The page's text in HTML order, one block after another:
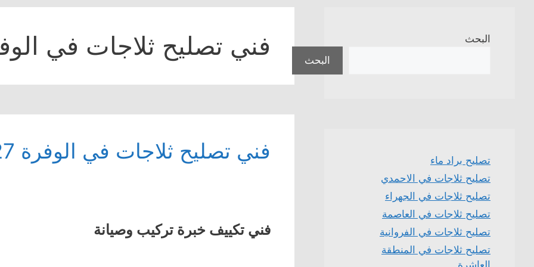
فني تصليح ثلاجات في
فني تصليح ثلاجات في الوفرة 95559527 – 55893693
فني تكييف خبرة تركيب وصيانة
البحث
البحث
تصليح براد ماء
تصليح ثلاجات في الاحمدي
تصليح ثلاجات في الجهراء
تصليح ثلاجات في العاصمة
تصليح ثلاجات في الفروانية
تصليح ثلاجات في المنطقة
العاشرة